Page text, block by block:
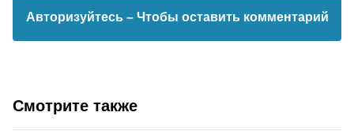
Авторизуйтесь – Чтобы оставить комментарий
Смотрите также